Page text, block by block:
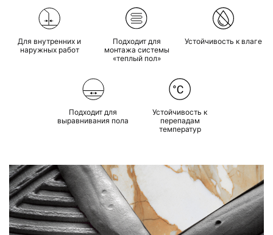
Для внутренних и
наружных работ
Подходит для
монтажа системы
«теплый пол»
Устойчивость к влаге
Подходит для
выравнивания пола
Устойчивость к
перепадам
температур